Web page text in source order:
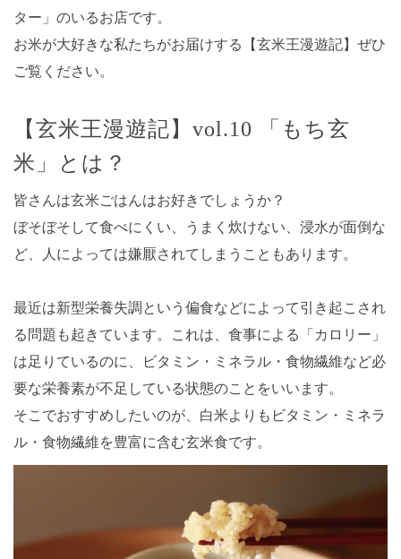
ター」のいるお店です。
お米が大好きな私たちがお届けする【玄米王漫遊記】ぜひ
ご覧ください。
【玄米王漫遊記】vol.10 「もち玄
米」とは？
皆さんは玄米ごはんはお好きでしょうか？
ぼそぼそして食べにくい、うまく炊けない、浸水が面倒な
ど、人によっては嫌厭されてしまうこともあります。
最近は新型栄養失調という偏食などによって引き起こされ
る問題も起きています。これは、食事による「カロリー」
は足りているのに、ビタミン・ミネラル・食物繊維など必
要な栄養素が不足している状態のことをいいます。
そこでおすすめしたいのが、白米よりもビタミン・ミネラ
ル・食物繊維を豊富に含む玄米食です。